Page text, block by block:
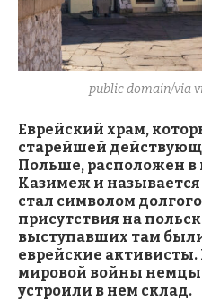
public domain/via
Еврейский храм,
старейшей
Польше, расположен в
Казимеж и называется
стал символом
присутствия на
выступавших там
еврейские активисты.
мировой войны немцы
устроили в нем склад.